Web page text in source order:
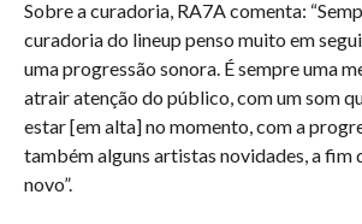
Sobre a curadoria, RA7A comenta:
curadoria do lineup penso muito em
uma progressão sonora. É sempre uma
atrair atenção do público, com um som
estar [em alta] no momento, com a
também alguns artistas novidades, a fim
novo”.